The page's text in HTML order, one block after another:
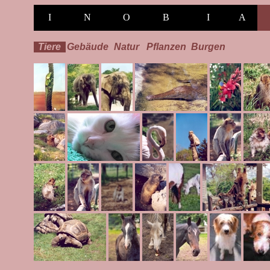
I N O B I A
Tiere Gebäude Natur Pflanzen Burgen